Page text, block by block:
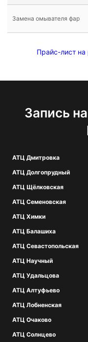
Замена омывателя фар
Прайс-лист на
Запись
АТЦ Дмитровка
АТЦ Долгопрудный
АТЦ Щёлковская
АТЦ Семеновская
АТЦ Химки
АТЦ Балашиха
АТЦ Севастопольская
АТЦ Научный
АТЦ Удальцова
АТЦ Алтуфьево
АТЦ Лобненская
АТЦ Очаково
АТЦ Солнцево